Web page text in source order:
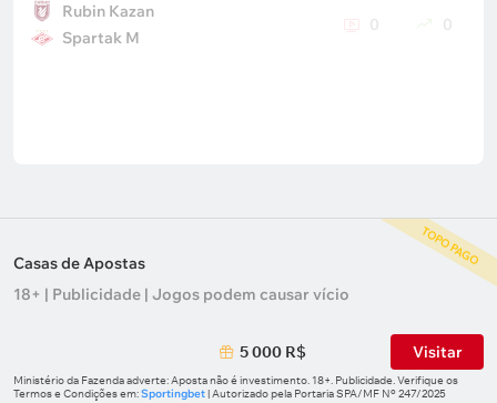
Rubin Kazan
Spartak M
0 0
Resultados
2026/27
TOPO PAGO
Casas de Apostas
18+ | Publicidade | Jogos podem causar vício
5 000 R$ Visitar
Ministério da Fazenda adverte: Aposta não é investimento. 18+. Publicidade. Verifique os
Termos e Condições em:Sportingbet| Autorizado pela Portaria SPA/MF Nº 247/2025